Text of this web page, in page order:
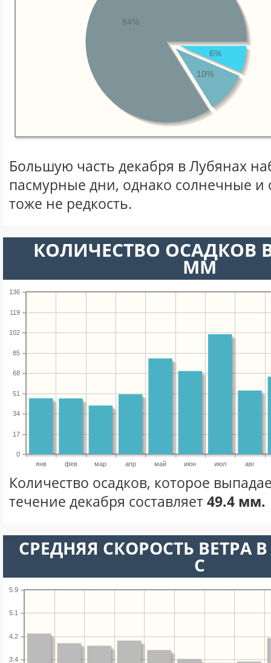
6%
10%
84%
Большую часть декабря в Лубянах
пасмурные дни, однако солнечные
тоже не редкость.
КОЛИЧЕСТВО ОСАДКОВ
ММ
янв фев мар апр май июн июл авг
0
17
34
51
68
85
102
119
136
Количество осадков, которое
течение декабря составляет49.4 мм.
СРЕДНЯЯ СКОРОСТЬ ВЕТРА
С
3.4
4.2
5.1
5.9